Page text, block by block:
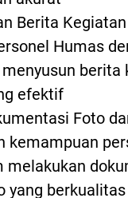
Berita
Humas
berita
efektif
Foto
kemampuan
melakukan
yang berkualitas